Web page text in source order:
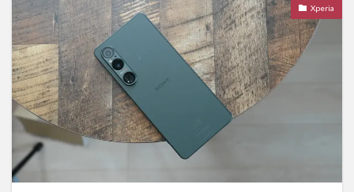
Xperia